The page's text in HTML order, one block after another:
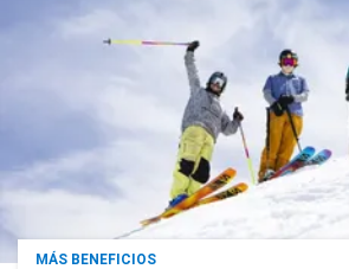
MÁS BENEFICIOS